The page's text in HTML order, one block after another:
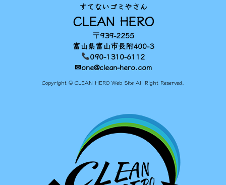
すてないゴミやさん
CLEAN HERO
〒939-2255
富山県富山市長附400-3
090-1310-6112
✉one@clean-hero.com
Copyright © CLEAN HERO Web Site All Right Reserved.